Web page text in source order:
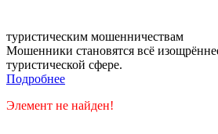
туристическим мошенничествам
Мошенники становятся всё
туристической сфере.
Подробнее
Элемент не найден!